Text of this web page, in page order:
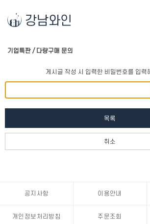
강남와인
기업특판 / 다량구매 문의
게시글 작성 시 입력한 비밀번호를 입력
목록
취소
공지사항 이용안내
개인정보처리방침 주문조회